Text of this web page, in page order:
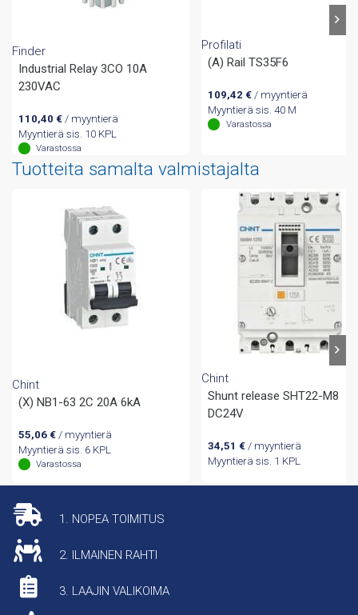
Finder
Industrial Relay 3CO 10A
230VAC
110,40 €/ myyntierä
Myyntierä sis. 10 KPL
Varastossa
Profilati
(A) Rail TS35F6
109,42 € / myyntierä
Myyntierä sis. 40 M
Varastossa
Tuotteita samalta valmistajalta
Chint
(X) NB1-63 2C 20A 6kA
55,06 €/ myyntierä
Myyntierä sis. 6 KPL
Varastossa
Chint
Shunt release SHT22-M8
DC24V
34,51 € / myyntierä
Myyntierä sis. 1 KPL
1. NOPEA TOIMITUS
2. ILMAINEN RAHTI
3. LAAJIN VALIKOIMA